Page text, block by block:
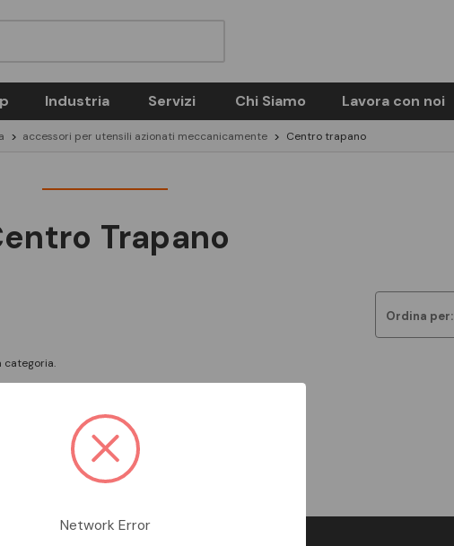
Industria Servizi Chi Siamo Lavora con noi
accessori per utensili azionati meccanicamente Centro trapano
Trapano
Ordina per:
categoria.
Network Error